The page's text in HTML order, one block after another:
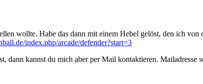
wollte. Habe das dann mit einem Hebel gelöst, den ich
index.php/arcade/defender?start=3
dann kannst du mich aber per Mail kontaktieren. Mailadresse